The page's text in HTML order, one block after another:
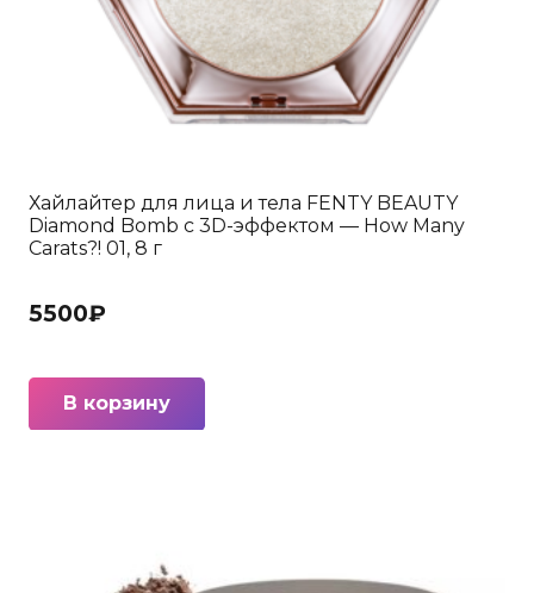
Хайлайтер для лица и тела FENTY BEAUTY
Diamond Bomb с 3D-эффектом — How Many
Carats?! 01, 8 г
5500₽
В корзину